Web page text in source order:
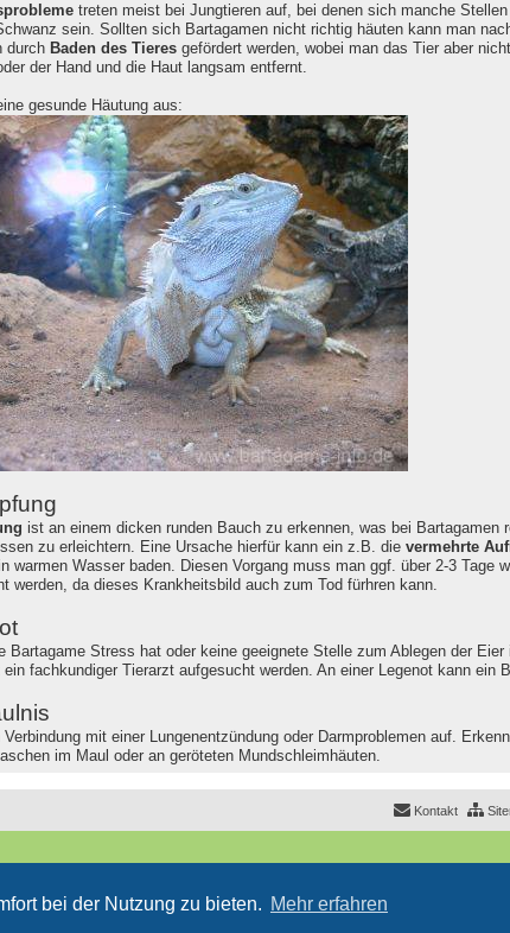
bei der Nutzung zu bieten. Mehr erfahren
treten meist bei Jungtieren auf, bei denen sich manche
sein. Sollten sich Bartagamen nicht richtig häuten kann man
durch Baden des Tieresgefördert werden, wobei man das Tier aber
der Hand und die Haut langsam entfernt.
gesunde Häutung aus:
ist an einem dicken runden Bauch zu erkennen, was bei
zu erleichtern. Eine Ursache hierfür kann ein z.B. die vermehrte
warmen Wasser baden. Diesen Vorgang muss man ggf. über 2-3 Tage
werden, da dieses Krankheitsbild auch zum Tod fürhren kann.
Bartagame Stress hat oder keine geeignete Stelle zum Ablegen der
ein fachkundiger Tierarzt aufgesucht werden. An einer Legenot kann ein
mit einer Lungenentzündung oder Darmproblemen auf.
im Maul oder an geröteten Mundschleimhäuten.
Kontakt